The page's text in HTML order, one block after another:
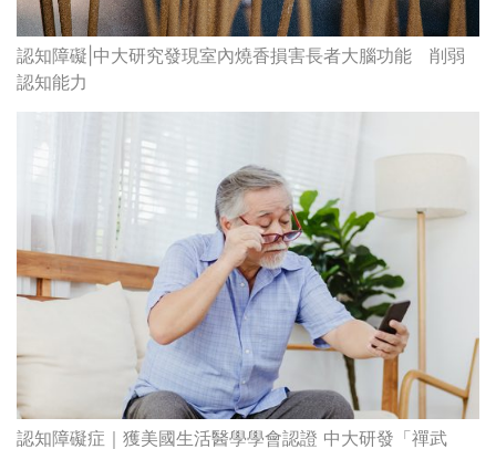
認知障礙|中大研究發現室內燒香損害長者大腦功能 削弱
認知能力
認知障礙症｜獲美國生活醫學學會認證 中大研發「禪武